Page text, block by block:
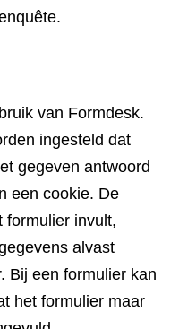
van Formdesk.
ingesteld dat
gegeven antwoord
een cookie. De
formulier invult,
alvast
Bij een formulier kan
het formulier maar